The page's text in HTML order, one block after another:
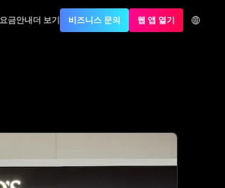
요금안내더 보기 비즈니스 문의 웹 앱 열기